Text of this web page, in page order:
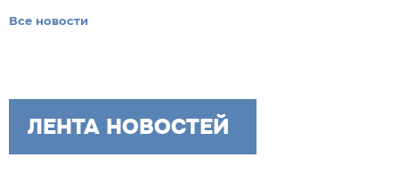
Все новости
ЛЕНТА НОВОСТЕЙ